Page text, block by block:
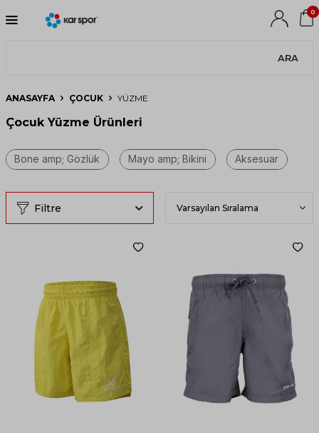
ARA
0
ANASAYFA ÇOCUK YÜZME
Çocuk Yüzme Ürünleri
Filtre